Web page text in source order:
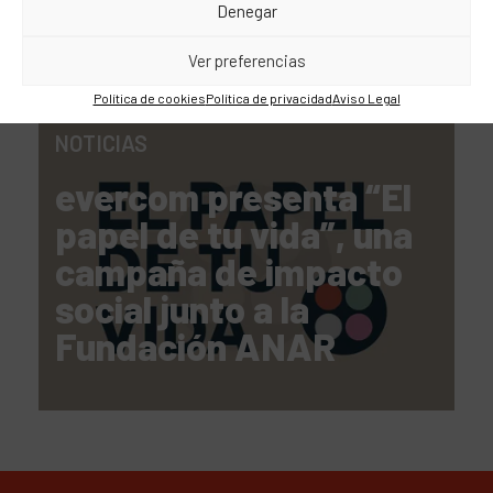
Denegar
Ver preferencias
Política de cookiesPolítica de privacidadAviso Legal
NOTICIAS
evercom presenta “El
papel de tu vida”, una
campaña de impacto
social junto a la
Fundación ANAR